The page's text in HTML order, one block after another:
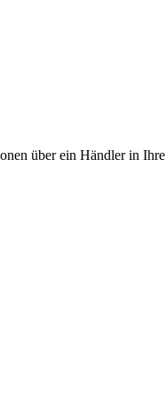
über ein Händler in